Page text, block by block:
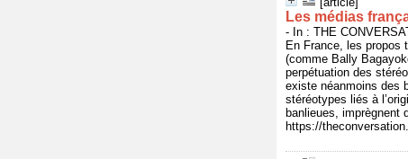
Les médias
- In : THE
En France, les propos
(comme Bally
perpétuation des
existe néanmoins des
stéréotypes liés à
banlieues, imprègnent
https://